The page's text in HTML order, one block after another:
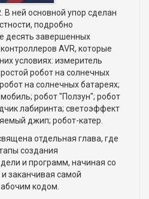
В ней основной упор сделан
подробно
десять завершенных
AVR, которые
условиях: измеритель
робот на солнечных
на солнечных батареях;
робот "Ползун"; робот
лабиринта; светоэффект
джип; робот-катер.
отдельная глава, где
создания
и программ, начиная со
заканчивая самой
кодом.